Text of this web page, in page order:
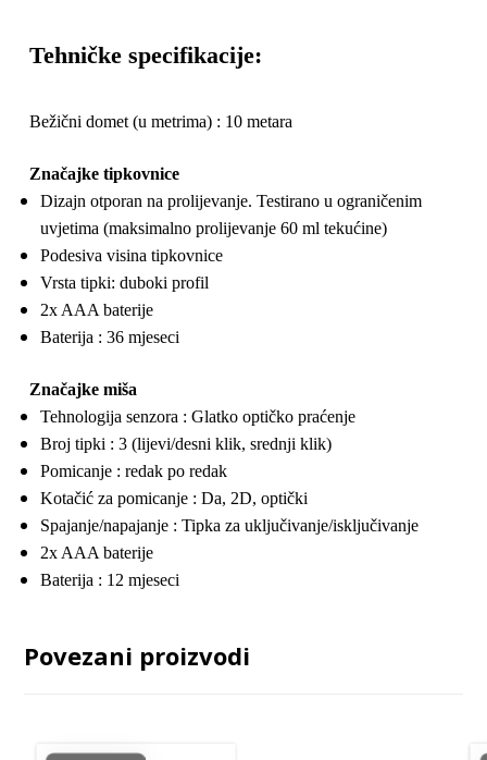
Tehničke specifikacije:
Bežični domet (u metrima) : 10 metara
Značajke tipkovnice
Dizajn otporan na prolijevanje. Testirano u ograničenim
uvjetima (maksimalno prolijevanje 60 ml tekućine)
Podesiva visina tipkovnice
Vrsta tipki: duboki profil
2x AAA baterije
Baterija : 36 mjeseci
Značajke miša
Tehnologija senzora : Glatko optičko praćenje
Broj tipki : 3 (lijevi/desni klik, srednji klik)
Pomicanje : redak po redak
Kotačić za pomicanje : Da, 2D, optički
Spajanje/napajanje : Tipka za uključivanje/isključivanje
2x AAA baterije
Baterija : 12 mjeseci
Povezani proizvodi